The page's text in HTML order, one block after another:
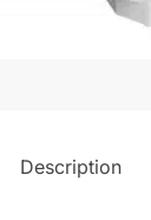
Description